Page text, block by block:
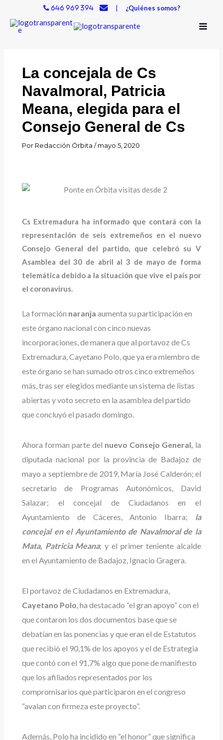
contenido
646 969 394 | ¿Quiénes somos?
La concejala de Cs
Navalmoral, Patricia
Meana, elegida para el
Consejo General de Cs
Por Redacción Órbita/mayo 5, 2020
Cs Extremadura ha informado que contará con la
representación de seis extremeños en el nuevo
Consejo General del partido, que celebró su V
Asamblea del 30 de abril al 3 de mayo de forma
telemática debido a la situación que vive el país por
el coronavirus.
La formación naranja aumenta su participación en
este órgano nacional con cinco nuevas
incorporaciones, de manera que al portavoz de Cs
Extremadura, Cayetano Polo, que ya era miembro de
este órgano se han sumado otros cinco extremeños
más, tras ser elegidos mediante un sistema de listas
abiertas y voto secreto en la asamblea del partido
que concluyó el pasado domingo.
Ahora forman parte del nuevo Consejo General, la
diputada nacional por la provincia de Badajoz de
mayo a septiembre de 2019, María José Calderón; el
secretario de Programas Autonómicos, David
Salazar; el concejal de Ciudadanos en el
Ayuntamiento de Cáceres, Antonio Ibarra; la
concejal en el Ayuntamiento de Navalmoral de la
Mata, Patricia Meana; y el primer teniente alcalde
en el Ayuntamiento de Badajoz, Ignacio Gragera.
El portavoz de Ciudadanos en Extremadura,
Cayetano Polo, ha destacado “el gran apoyo” con el
que contaron los dos documentos base que se
debatían en las ponencias y que eran el de Estatutos
que recibió el 90,1% de los apoyos y el de Estrategia
que contó con el 91,7% algo que pone de manifiesto
que los afiliados representados por los
compromisarios que participaron en el congreso
“avalan con firmeza este proyecto”.
Además, Polo ha incidido en “el honor” que significa